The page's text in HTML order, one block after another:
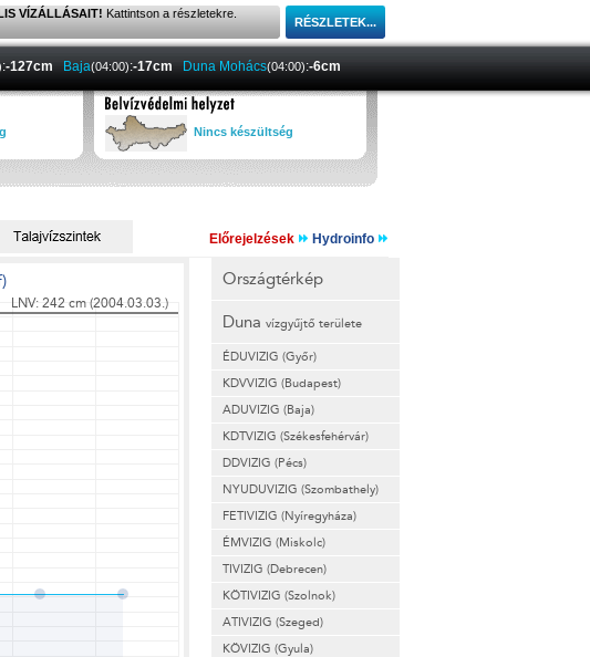
VÍZÁLLÁSAIT! Kattintson a részletekre.
:-127cm Baja(04:00):-17cm Duna Mohács(04:00):-6cm
Nincs készültség
Előrejelzések Hydroinfo
Országtérkép
Duna vízgyűjtő területe
ÉDUVIZIG (Győr)
KDVVIZIG (Budapest)
ADUVIZIG (Baja)
KDTVIZIG (Székesfehérvár)
DDVIZIG (Pécs)
NYUDUVIZIG (Szombathely)
FETIVIZIG (Nyíregyháza)
ÉMVIZIG (Miskolc)
TIVIZIG (Debrecen)
KÖTIVIZIG (Szolnok)
ATIVIZIG (Szeged)
KÖVIZIG (Gyula)